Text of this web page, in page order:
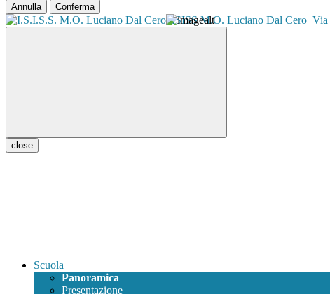
Annulla Conferma
ISISS M.O. Luciano Dal Cero Via
close
Scuola
Panoramica
Presentazione